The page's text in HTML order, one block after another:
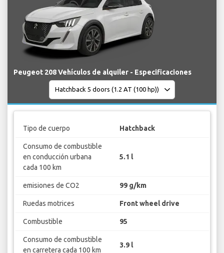
Peugeot 208 Vehículos de alquiler - Especificaciones
Tipo de cuerpo Hatchback
Consumo de combustible
en conducción urbana
cada 100 km
5.1 l
emisiones de CO2 99 g/km
Ruedas motrices Front wheel drive
Combustible 95
Consumo de combustible
en carretera cada 100 km
3.9 l